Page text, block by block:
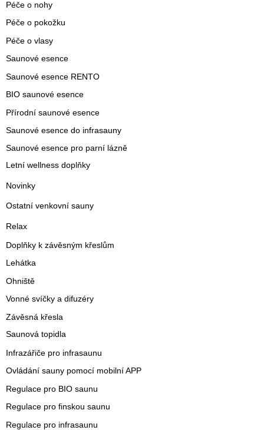
Péče o nohy
Péče o pokožku
Péče o vlasy
Saunové esence
Saunové esence RENTO
BIO saunové esence
Přírodní saunové esence
Saunové esence do infrasauny
Saunové esence pro parní lázně
Letní wellness doplňky
Novinky
Ostatní venkovní sauny
Relax
Doplňky k závěsným křeslům
Lehátka
Ohniště
Vonné svíčky a difuzéry
Závěsná křesla
Saunová topidla
Infrazářiče pro infrasaunu
Ovládání sauny pomocí mobilní APP
Regulace pro BIO saunu
Regulace pro finskou saunu
Regulace pro infrasaunu